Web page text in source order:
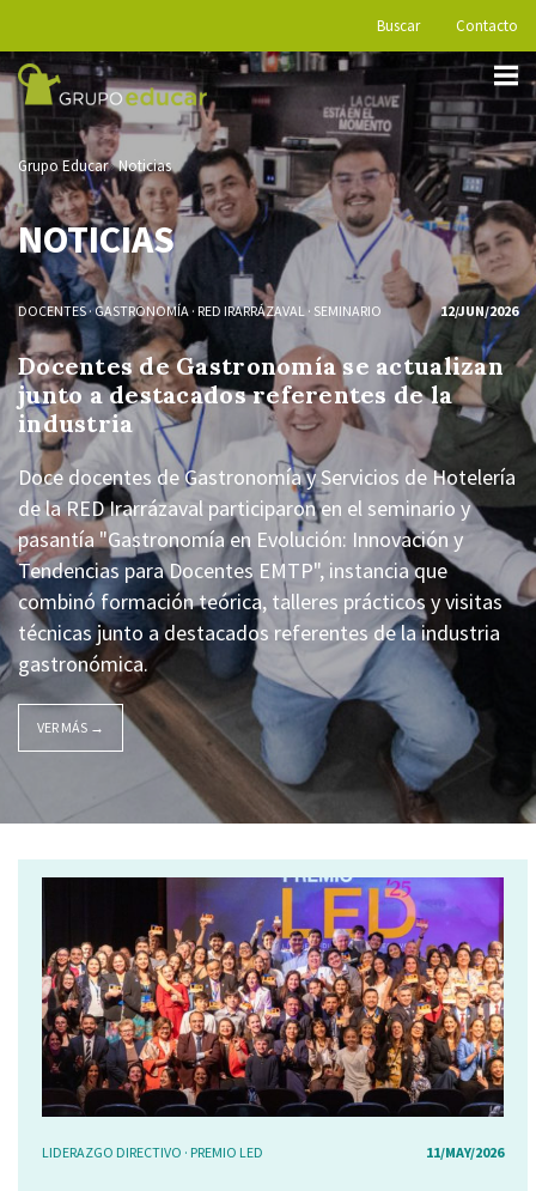
Buscar Contacto
Grupo Educar Noticias
NOTICIAS
DOCENTES·GASTRONOMÍA · RED IRARRÁZAVAL· SEMINARIO 12/JUN/2026
Docentes de Gastronomía se actualizan
junto a destacados referentes de la
industria
Doce docentes de Gastronomía y Servicios de Hotelería
de la RED Irarrázaval participaron en el seminario y
pasantía "Gastronomía en Evolución: Innovación y
Tendencias para Docentes EMTP", instancia que
combinó formación teórica, talleres prácticos y visitas
técnicas junto a destacados referentes de la industria
gastronómica.
VER MÁS →
LIDERAZGO DIRECTIVO · PREMIO LED 11/MAY/2026